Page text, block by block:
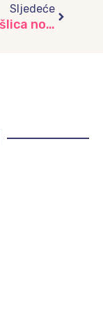
Sljedeće
Dobrodošlica novim drugarima u vrtiću “Žubor”